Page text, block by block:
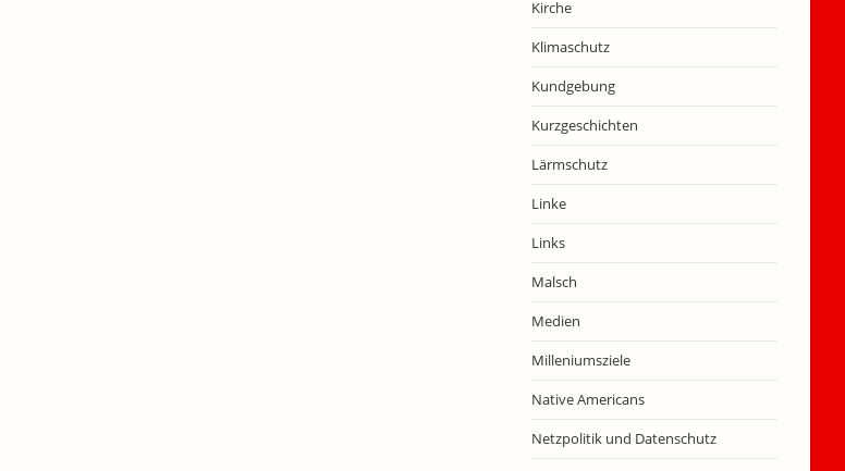
Kirche
Klimaschutz
Kundgebung
Kurzgeschichten
Lärmschutz
Linke
Links
Malsch
Medien
Milleniumsziele
Native Americans
Netzpolitik und Datenschutz